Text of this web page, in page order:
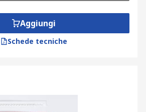
Aggiungi
Schede tecniche